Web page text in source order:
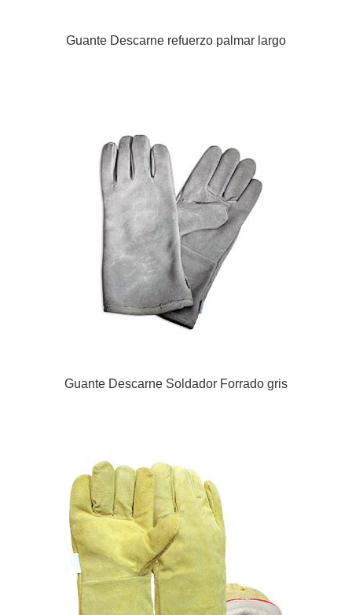
Guante Descarne refuerzo palmar largo
Guante Descarne Soldador Forrado gris